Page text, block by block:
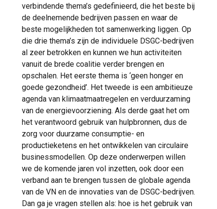
verbindende thema’s gedefinieerd, die het beste bij
de deelnemende bedrijven passen en waar de
beste mogelijkheden tot samenwerking liggen. Op
die drie thema’s zijn de individuele DSGC-bedrijven
al zeer betrokken en kunnen we hun activiteiten
vanuit de brede coalitie verder brengen en
opschalen. Het eerste thema is ‘geen honger en
goede gezondheid’. Het tweede is een ambitieuze
agenda van klimaatmaatregelen en verduurzaming
van de energievoorziening. Als derde gaat het om
het verantwoord gebruik van hulpbronnen, dus de
zorg voor duurzame consumptie- en
productieketens en het ontwikkelen van circulaire
businessmodellen. Op deze onderwerpen willen
we de komende jaren vol inzetten, ook door een
verband aan te brengen tussen de globale agenda
van de VN en de innovaties van de DSGC-bedrijven.
Dan ga je vragen stellen als: hoe is het gebruik van